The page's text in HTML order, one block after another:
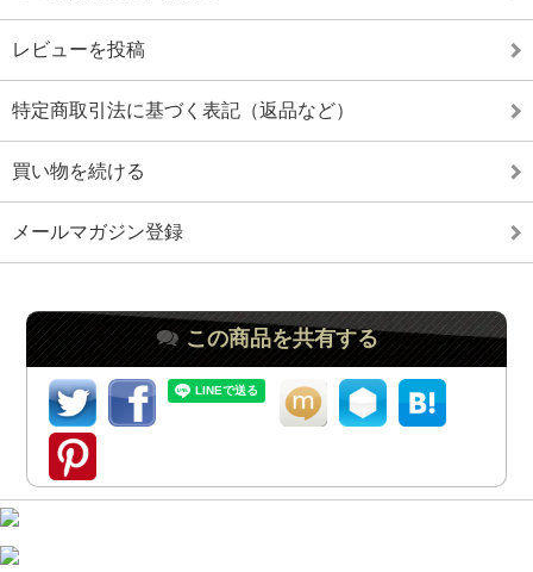
レビューを投稿
特定商取引法に基づく表記（返品など）
買い物を続ける
メールマガジン登録
この商品を共有する